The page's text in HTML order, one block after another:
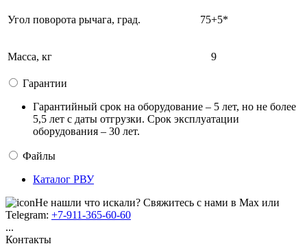
Угол поворота рычага, град. 75+5*
Масса, кг 9
Гарантии
Гарантийный срок на оборудование – 5 лет, но не более
5,5 лет с даты отгрузки. Срок эксплуатации
оборудования – 30 лет.
Файлы
Каталог РВУ
Не нашли что искали? Свяжитесь с нами в Max или
Telegram: +7-911-365-60-60
...
Контакты